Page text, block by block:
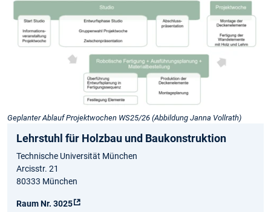
Geplanter Ablauf Projektwochen WS25/26 (Abbildung Janna Vollrath)
Lehrstuhl für Holzbau und Baukonstruktion
Technische Universität München
Arcisstr. 21
80333 München
Raum Nr. 3025